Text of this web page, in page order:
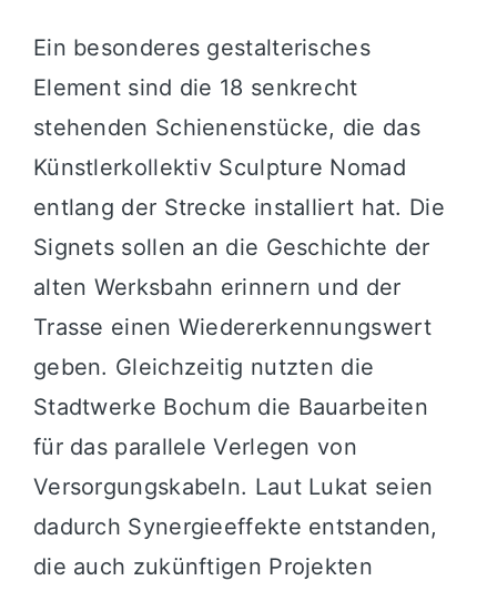
Ein besonderes gestalterisches
Element sind die 18 senkrecht
stehenden Schienenstücke, die das
Künstlerkollektiv Sculpture Nomad
entlang der Strecke installiert hat. Die
Signets sollen an die Geschichte der
alten Werksbahn erinnern und der
Trasse einen Wiedererkennungswert
geben. Gleichzeitig nutzten die
Stadtwerke Bochum die Bauarbeiten
für das parallele Verlegen von
Versorgungskabeln. Laut Lukat seien
dadurch Synergieeffekte entstanden,
die auch zukünftigen Projekten